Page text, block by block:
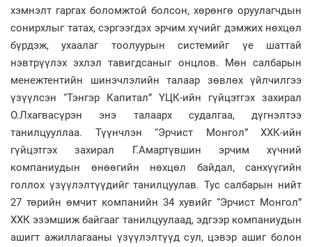
хэмнэлт гаргах боломжтой болсон, хөрөнгө оруулагчдын
сонирхлыг татах, сэргээгдэх эрчим хүчийг дэмжих нөхцөл
бүрдэж, ухаалаг тоолуурын системийг үе шаттай
нэвтрүүлэх эхлэл тавигдсаныг онцлов. Мөн салбарын
менежтентийн шинэчлэлийн талаар зөвлөх үйлчилгээ
үзүүлсэн “Тэнгэр Капитал” ҮЦК-ийн гүйцэтгэх захирал
О.Лхагвасүрэн энэ талаарх судалгаа, дүгнэлтээ
танилцууллаа. Түүнчлэн “Эрчист Монгол” ХХК-ийн
гүйцэтгэх захирал Г.Амартүвшин эрчим хүчний
компаниудын өнөөгийн нөхцөл байдал, санхүүгийн
голлох үзүүлэлтүүдийг танилцуулав. Тус салбарын нийт
27 төрийн өмчит компанийн 34 хувийг “Эрчист Монгол”
ХХК эзэмшиж байгааг танилцуулаад, эдгээр компаниудын
ашигт ажиллагааны үзүүлэлтүүд сул, цэвэр ашиг болон